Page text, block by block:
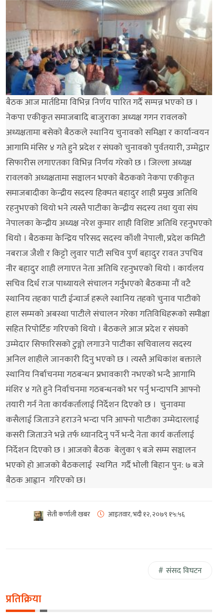
बैठक आज मार्तडिमा विभिन्न निर्णय पारित गर्दै सम्पन्न भएकाे छ ।
नेकपा एकीकृत समाजबादि बाजुराका अध्यक्ष गगन रावलकाे
अध्यक्षतामा बसेकाे बैठकले स्थानिय चुनावकाे समिक्षा र कार्यान्वयन
आगामि मंसिर ४ गते हुने प्रदेश र संघकाे चुनावकाे पुर्वतयारी, उम्मेद्वार
सिफारीस लगाएतका विभिन्न निर्णय गरेकाे छ । जिल्ला अध्यक्ष
रावलकाे अध्यक्षतामा सञ्चालन भएकाे बैठककाे नेकपा एकीकृत
समाजबादीका केन्द्रीय सदस्य हिक्मत बहादुर शाही प्रमुख अतिथि
रहनुभएकाे थियाे भने त्यस्तै पाटीका केन्द्रीय सदस्य तथा युवा संघ
नेपालका केन्द्रीय अध्यक्ष नरेश कुमार शाही विशिष्ट अतिथि रहनुभएकाे
थियाे । बैठकमा केन्द्रिय परिसद सदस्य काँशी नेपाली, प्रदेश कमिटी
नबराज जैशी र किट्टाे लुवार पाटी सचिव पुर्ण बहादुर रावत उपचिव
नीर बहादुर शाही लगाएत नेता अतिथि रहनुभएकाे थियाे । कार्यलय
सचिव दिर्ध राज पाध्यायले संचालन गर्नुभएकाे बैठकमा नाैं वटै
स्थानिय तहका पाटी ईन्चार्ज हरूले स्थानिय तहकाे चुनाव पाटीकाे
हाल सम्मकाे अबस्था पाटीले संचालन गरेका गतिविधिहरूकाे समीक्षा
सहित रिपाेर्टिङ गरिएकाे थियाे । बैठकले आज प्रदेश र संघकाे
उम्मेदार सिफारिसकाे टुङ्गाे लगाउने पाटीका सचिवालय सदस्य
अनिल शाहीले जानकारी दिनु भएकाे छ । त्यस्तै अधिकांश बक्ताले
स्थानिय निर्बाचनमा गठबन्धन प्रभावकारी नभएकाे भन्दै आगामि
मंशिर ४ गते हुने निर्वाचनमा गठबन्धनकाे भर पर्नु भन्दापनि आफ्नाे
तयारी गर्न नेता कार्यकर्तालाई निर्देशन दिएकाे छ । चुनावमा
कसैलाई जिताउने हराउने भन्दा पनि आफ्नाे पाटीका उम्मेदारलाई
कसरी जिताउने भन्ने तर्फ ध्यानदिनु पर्ने भन्दै नेता कार्य कर्तालाई
निर्देशन दिएकाे छ । आजको बैठक बेलुका ९ बजे सम्म सञ्चालन
भएको हो आजको बैठकलाई स्थगित गर्दै भाेली बिहान पुन: ७ बजे
बैठक आह्वान गरिएको छ।
सेती कर्णाली खबर आइतवार, भदौ १२, २०७९ १५:५६
संसद विघटन
प्रतिक्रिया